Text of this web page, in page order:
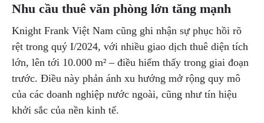
Nhu cầu thuê văn phòng lớn tăng mạnh
Knight Frank Việt Nam cũng ghi nhận sự phục hồi rõ
rệt trong quý I/2024, với nhiều giao dịch thuê diện tích
lớn, lên tới 10.000 m² – điều hiếm thấy trong giai đoạn
trước. Điều này phản ánh xu hướng mở rộng quy mô
của các doanh nghiệp nước ngoài, cũng như tín hiệu
khởi sắc của nền kinh tế.